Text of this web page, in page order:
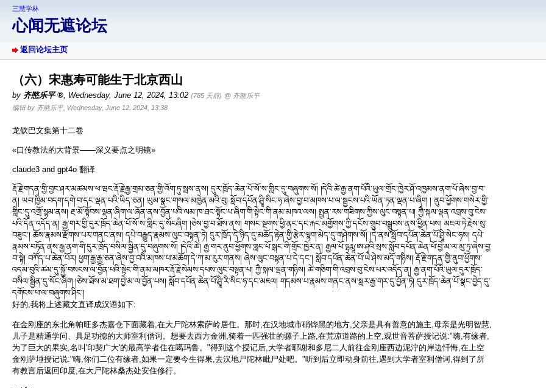
三慧学林
心闻无遮论坛
返回论坛主页
（六）宋惠寿可能生于北京西山
by 齐愍乐平 , Wednesday, June 12, 2024, 13:02 (785 天前) @ 齐愍乐平
编辑 by 齐愍乐平, Wednesday, June 12, 2024, 13:38
龙钦巴文集第十二卷
«口传教法的大背景——深义要点之明镜»
claude3 and gpt4o 翻译
རྡོ་རྗེ་གདན་གྱི་བྱང་ཤར་མཚམས་ཕ་ཝང་རྡོ་རྗེ་རྒྱ་གྲམ་ཅན་གྱི་འོག་ཏུ་སྦས་ནས། དུར་ཁྲོད་ཆེན་པོ་སོ་ས་གླིང་དུ་བཞུགས་སོ། །དེའི་ཚེ་རྒྱ་ནག་པོའི་ཡུལ་གྲོང་ཁྱེར་ཤོ་འཁྱམས་ནག་པོ་ཞེས་བྱ་བ་
ན། ཡབ་ཁྱིམ་བདག་དགེ་བ་དང་ལྡན་པའི་ཡིད་ཅན། ཡུམ་སྣང་གསལ་མཁྱེན་མའི་བུ། སློབ་དཔོན་ཤྲཱི་སིང་ཧ་ཞེས་བྱ་བ་མཁས་པ་ལ་སྦྱངས་པའི་ཡོན་ཏན་ལྡན་པ་ཞིག ། ནུབ་ཕྱོགས་གསེར་གྱི་
གླིང་དུ་འགྲོ་སྙམ་ནས། རྔ་མོ་སྟོབས་ལྡན་ཞིག་ལ་ཞོན་ནས་བྱོན་པའི་ལམ་ཁ་ཐང་སྟོང་པ་ཞིག་གི་སྟེང་གི་ནམ་མཁའ་ལས། སྤྱན་རས་གཟིགས་ཀྱིས་ལུང་བསྟན་པ། ཀྱཻ་སྐལ་ལྡན་འབྲས་བུ་ངེས་
པའི་དོན་འདོད་ན། རྒྱ་གར་གྱི་དུར་ཁྲོད་ཆེན་པོ་སོ་ས་གླིང་དུ་སོངཞིག །ཅེས་བྱ་བ་ཐོས་ནས། གསང་སྔགས་ཕྱི་ནང་དང་རྐང་མགྱོགས་ཀྱི་དངོས་གྲུབ་བསྒྲུབས་ནས་ཕྱིན་པས། མཇལ་ཏེ་རྗེས་སུ་
བཟུང༌། ཆོས་རྣམས་རྫོགས་པར་གནང་ནས། དཔེ་བརྒྱུད་རྣམས་ལུང་བསྟན་ཏེ། དུར་ཁྲོད་དེ་ཉིད་དུ་མཆོད་རྟེན་གྱི་རྩེར་ལྷག་མེད་དུ་གཤེགས་སོ། །དེ་ནས་སློབ་དཔོན་ཆེན་པོ་ཤྲཱི་སེང་ཧས། དཔེ་
རྣམས་བཏོན་ནས་རྒྱ་ནག་གི་དུར་ཁྲོད་བསིལ་སྦྱིན་དུ་བཞུགས་སོ། །དེའི་ཚེ། རྒྱ་གར་ནུབ་ཕྱོགས་གླང་པོ་སྒང་གི་གྲོང་ཁྱེར་ན། རྒྱལ་པོ་དྷརྨཱ་ཨ་ཤྭའི་སྲས་སློབ་དཔོན་ཆེན་པོ་བྱེ་མ་ལ་མུ་ཏྲ་ཞེས་བྱ་
བ་སྟེ། བཀོད་པ་ཆེན་པོར། ཕྱག་རྒྱ་རྒྱ་ཅན་ཞེས་བྱ་བའི་མཁས་པ་མཆོག་དེ་ཀ་མ་རུར་གནས། ཞེས་ལུང་བསྟན་པ་དེ་དང༌། སློབ་དཔོན་ཆེན་པོ་ཡེ་ཤེས་མདོ་གཉིས། རྡོ་རྗེ་གདན་གྱི་ནུབ་ཕྱོགས་
འདམ་བུའི་ཚམ་དུ་སྐྱོ་བསངས་ལ་བྱོན་པའི་སྟེང་གི་ནམ་མཁར་རྡོ་རྗེ་སེམས་དཔས་ལུང་བསྟན་པ། ཀྱཻ་སྐལ་ལྡན་གཉིས། ཚེ་གཅིག་གི་འབྲས་བུ་ངེས་པར་འདོད་ན། རྒྱ་ནག་པོའི་ཡུལ་དུར་ཁྲོད་
བསིལ་སྦྱིན་དུ་སོང་ཞིག །ཅེས་ཐོས་མ་ཐག་བྱེ་མ་ལ་བྱོན་པས། སློབ་དཔོན་ཆེན་པོ་ཤྲཱི་རི་སིང་ཧ་དང་མཇལ། གདམས་པ་རྣམས་གནང་ནས་སླར་རྒྱ་གར་དུ་བྱོན་ཏེ། དུར་ཁྲོད་ཆེན་པོ་སྣང་བྱེད་དུ་
དགོངས་པ་ལ་བཞུགས་ཤིང༌།
好的,我将上述藏文直译成汉语如下:
在金刚座的东北角帕旺多杰嘉仓下面藏着,在大尸陀林索萨岭居住。那时,在汉地城市硝铧黑的地方,父亲是具有善意的施主,母亲是光明智慧,
儿子是精通学问、具足功德的大师室利僧诃。想要去西方金洲,骑着一匹强壮的骡子上路,在荒凉道路的上空,观世音菩萨授记说:"嗨,有缘者,
为了巨大的果实,名叫'印契广大'的最高学者住在噶玛鲁。"得到这个授记后,大学者耶谢和多尼二人前往金刚座西边泥泞的岸边忏悔,在上空
金刚萨埵授记说:"嗨,你们二位有缘者,如果一定要今生得果,去汉地尸陀林毗尸处吧。"听到后立即动身前往,遇到大学者室利僧诃,得到了所
有教言后返回印度,在大尸陀林桑杰处安住修行。